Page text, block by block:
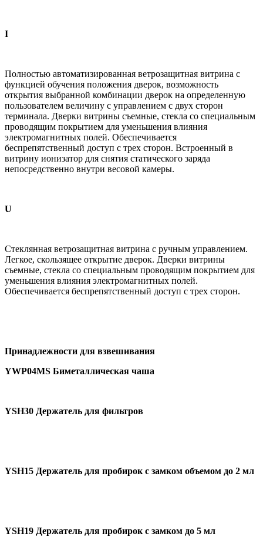
I
Полностью автоматизированная ветрозащитная витрина с
функцией обучения положения дверок, возможность
открытия выбранной комбинации дверок на определенную
пользователем величину с управлением с двух сторон
терминала. Дверки витрины съемные, стекла со специальным
проводящим покрытием для уменьшения влияния
электромагнитных полей. Обеспечивается
беспрепятственный доступ с трех сторон. Встроенный в
витрину ионизатор для снятия статического заряда
непосредственно внутри весовой камеры.
U
Стеклянная ветрозащитная витрина с ручным управлением.
Легкое, скользящее открытие дверок. Дверки витрины
съемные, стекла со специальным проводящим покрытием для
уменьшения влияния электромагнитных полей.
Обеспечивается беспрепятственный доступ с трех сторон.
Принадлежности для взвешивания
YWP04MS Биметаллическая чаша
YSH30 Держатель для фильтров
YSH15 Держатель для пробирок с замком объемом до 2 мл
YSH19 Держатель для пробирок с замком до 5 мл